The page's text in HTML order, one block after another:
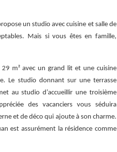
un studio avec cuisine et salle de
Mais si vous êtes en famille,
m² avec un grand lit et une cuisine
Le studio donnant sur une terrasse
au studio d’accueillir une troisième
des vacanciers vous séduira
et de déco qui ajoute à son charme.
est assurément la résidence comme